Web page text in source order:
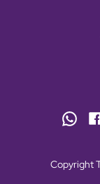
Copyright